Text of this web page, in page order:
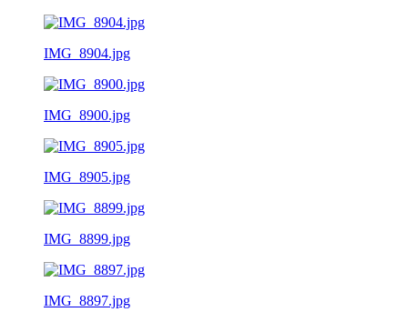
IMG_8904.jpg
IMG_8900.jpg
IMG_8905.jpg
IMG_8899.jpg
IMG_8897.jpg